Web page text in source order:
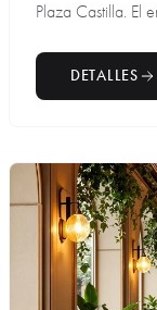
Plaza Castilla. El
DETALLES